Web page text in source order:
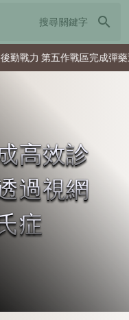
search
戰力 第五作戰區完成彈藥還
高效診
過視網
症